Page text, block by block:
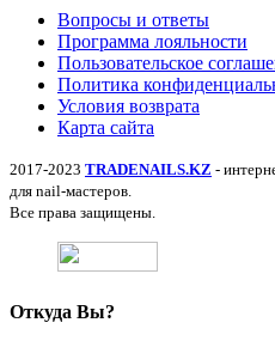
Вопросы и ответы
Программа лояльности
Пользовательское
Политика
Условия возврата
Карта сайта
2017-2023 TRADENAILS.KZ -
для nail-мастеров.
Все права защищены.
Откуда Вы?